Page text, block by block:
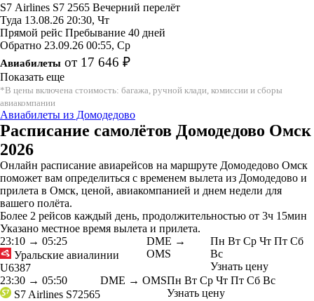
S7 Airlines S7 2565 Вечерний перелёт
Туда 13.08.26 20:30, Чт
Прямой рейс Пребывание 40 дней
Обратно 23.09.26 00:55, Ср
Авиабилеты от 17 646 ₽
Показать еще
*В цены включена стоимость: багажа, ручной клади, комиссии и сборы
авиакомпании
Авиабилеты из Домодедово
Расписание самолётов Домодедово Омск
2026
Онлайн расписание авиарейсов на маршруте Домодедово Омск
поможет вам определиться с временем вылета из Домодедово и
прилета в Омск, ценой, авиакомпанией и днем недели для
вашего полёта.
Более 2 рейсов каждый день, продолжительностью от 3ч 15мин
Указано местное время вылета и прилета.
23:10 → 05:25
Уральские авиалинии
U6387
DME →
OMS
Пн Вт Ср Чт Пт Сб
Вс
Узнать цену
23:30 → 05:50
S7 Airlines S72565
DME → OMSПн Вт Ср Чт Пт Сб Вс
Узнать цену